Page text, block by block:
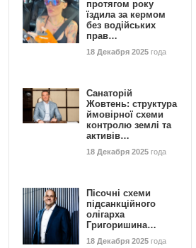
протягом року
їздила за кермом
без водійських
прав…
18 Декабря 2025 года
Санаторій
Жовтень: структура
ймовірної схеми
контролю землі та
активів…
18 Декабря 2025 года
Пісочні схеми
підсанкційного
олігарха
Григоришина…
18 Декабря 2025 года